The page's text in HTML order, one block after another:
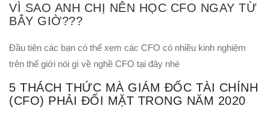
VÌ SAO ANH CHỊ NÊN HỌC CFO NGAY TỪ
BÂY GIỜ???
Đầu tiên các bạn có thể xem các CFO có nhiều kinh nghiệm
trên thế giới nói gì về nghề CFO tại đây nhé
5 THÁCH THỨC MÀ GIÁM ĐỐC TÀI CHÍNH
(CFO) PHẢI ĐỐI MẶT TRONG NĂM 2020